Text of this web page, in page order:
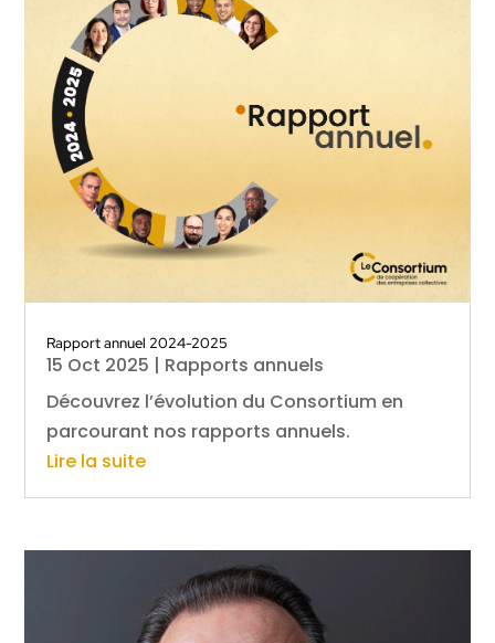
Rapport annuel 2024-2025
15 Oct 2025 | Rapports annuels
Découvrez l’évolution du Consortium en
parcourant nos rapports annuels.
Lire la suite